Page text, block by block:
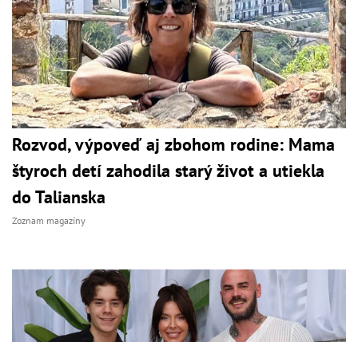
Rozvod, výpoveď aj zbohom rodine: Mama
štyroch detí zahodila starý život a utiekla
do Talianska
Zoznam magazíny